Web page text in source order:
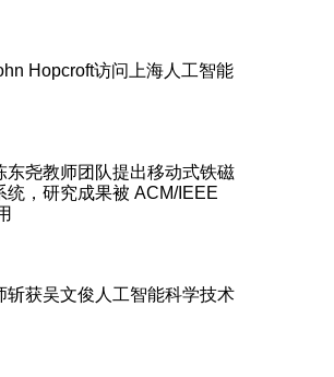
Hopcroft访问上海人工智能
东尧教师团队提出移动式铁磁
统，研究成果被 ACM/IEEE
斩获吴文俊人工智能科学技术